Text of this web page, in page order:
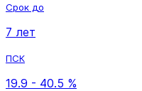
Срок до
7 лет
ПСК
19.9 - 40.5 %